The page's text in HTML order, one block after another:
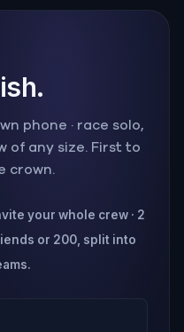
phone · race solo,
of any size. First to
crown.
your whole crew · 2
or 200, split into